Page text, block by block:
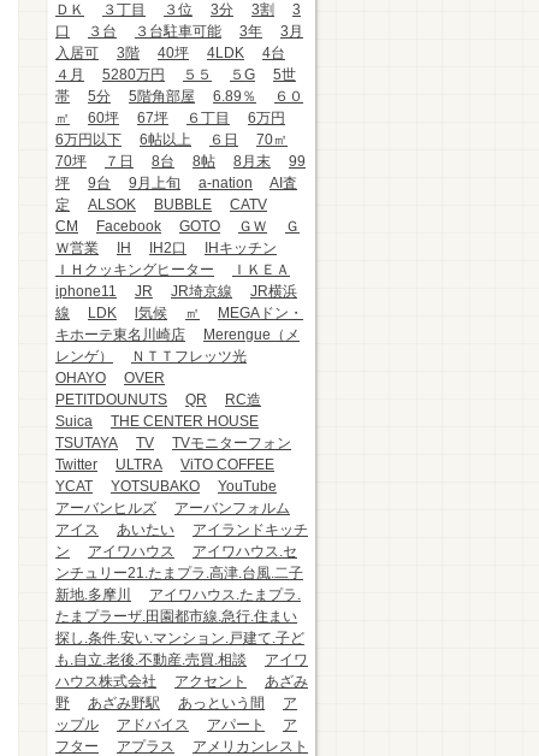
ＤＫ
３丁目 ３位 3分 3割
3
口
３台 ３台駐車可能 3年
3月
入居可
3階 40坪 4LDK
4台
４月
5280万円 ５５ ５G
5世
帯
5分 5階角部屋 6.89％
６０
㎡
60坪 67坪 ６丁目
6万円
6万円以下
6帖以上 ６日
70㎡
70坪
７日 8台 8帖 8月末
99
坪
9台 9月上旬 a-nation
AI査
定
ALSOK BUBBLE
CATV
CM
Facebook GOTO ＧＷ
Ｇ
Ｗ営業
IH IH2口
IHキッチン
ＩＨクッキングヒーター
ＩＫＥＡ
iphone11
JR JR埼京線
JR横浜
線
LDK l気候 ㎡
MEGAドン・
キホーテ東名川崎店
Merengue（メ
レンゲ）
ＮＴＴフレッツ光
OHAYO
OVER
PETITDOUNUTS
QR
RC造
Suica
THE CENTER HOUSE
TSUTAYA
TV
TVモニターフォン
Twitter
ULTRA
ViTO COFFEE
YCAT
YOTSUBAKO
YouTube
アーバンヒルズ
アーバンフォルム
アイス
あいたい
アイランドキッチ
ン
アイワハウス
アイワハウス.セ
ンチュリー21.たまプラ.高津.台風.二子
新地.多摩川
アイワハウス.たまプラ.
たまプラーザ.田園都市線.急行.住まい
探し.条件.安い.マンション.戸建て.子ど
も.自立.老後.不動産.売買.相談
アイワ
ハウス株式会社
アクセント
あざみ
野
あざみ野駅 あっという間
ア
ップル
アドバイス アパート
ア
フター
アプラス
アメリカンレスト